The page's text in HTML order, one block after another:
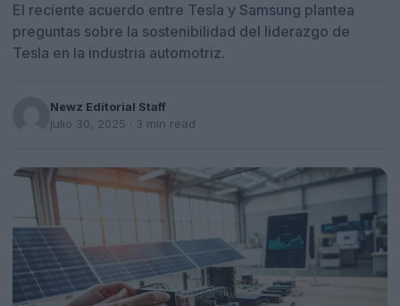
El reciente acuerdo entre Tesla y Samsung plantea
preguntas sobre la sostenibilidad del liderazgo de
Tesla en la industria automotriz.
Newz Editorial Staff
julio 30, 2025 · 3 min read